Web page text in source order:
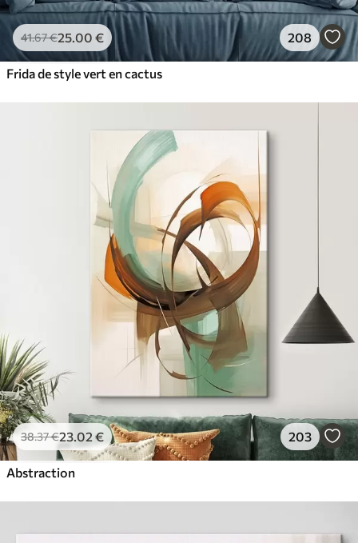
41.67€25.00 € 208
Frida de style vert en cactus
38.37€23.02 € 203
Abstraction